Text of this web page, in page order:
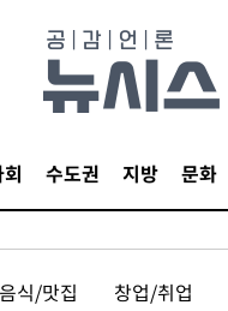
수도권 지방 문화
음식/맛집 창업/취업